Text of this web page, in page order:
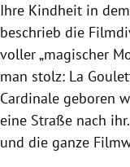
Ihre Kindheit in
beschrieb die
voller „magischer
man stolz: La
Cardinale geboren
eine Straße nach
und die ganze